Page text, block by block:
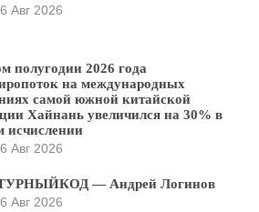
Авг 2026
полугодии 2026 года
на международных
самой южной китайской
Хайнань увеличился на 30% в
исчислении
Авг 2026
— Андрей Логинов
Авг 2026